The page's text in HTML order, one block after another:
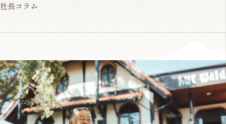
社長コラム